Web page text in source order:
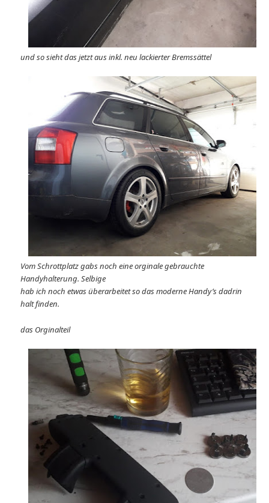
und so sieht das jetzt aus inkl. neu lackierter Bremssättel
Vom Schrottplatz gabs noch eine orginale gebrauchte
Handyhalterung. Selbige
hab ich noch etwas überarbeitet so das moderne Handy’s dadrin
halt finden.
das Orginalteil